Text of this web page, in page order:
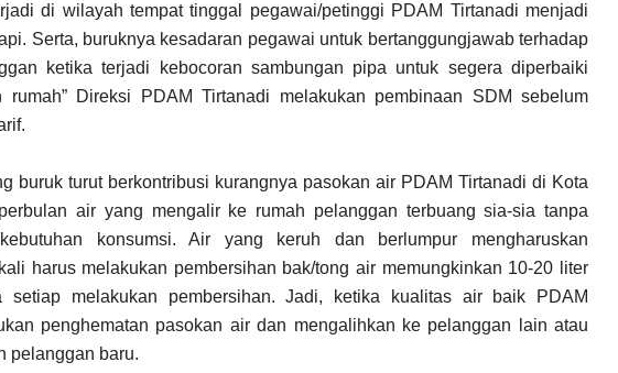
di wilayah tempat tinggal pegawai/petinggi PDAM Tirtanadi menjadi
Serta, buruknya kesadaran pegawai untuk bertanggungjawab terhadap
ketika terjadi kebocoran sambungan pipa untuk segera diperbaiki
rumah” Direksi PDAM Tirtanadi melakukan pembinaan SDM sebelum
buruk turut berkontribusi kurangnya pasokan air PDAM Tirtanadi di Kota
air yang mengalir ke rumah pelanggan terbuang sia-sia tanpa
konsumsi. Air yang keruh dan berlumpur mengharuskan
harus melakukan pembersihan bak/tong air memungkinkan 10-20 liter
setiap melakukan pembersihan. Jadi, ketika kualitas air baik PDAM
penghematan pasokan air dan mengalihkan ke pelanggan lain atau
pelanggan baru.